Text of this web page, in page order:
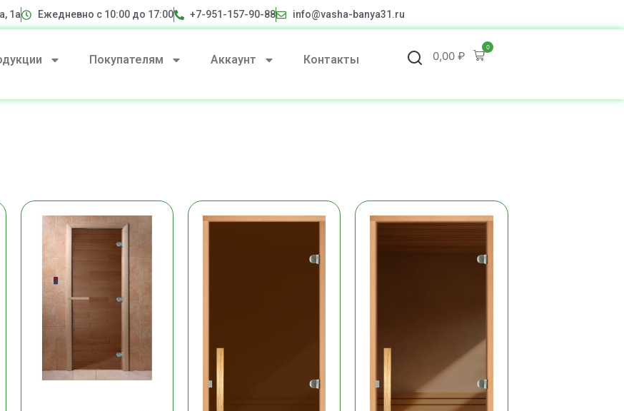
1а Ежедневно с 10:00 до 17:00 +7-951-157-90-88 info@vasha-banya31.ru
Покупателям Аккаунт Контакты 0,00₽
0